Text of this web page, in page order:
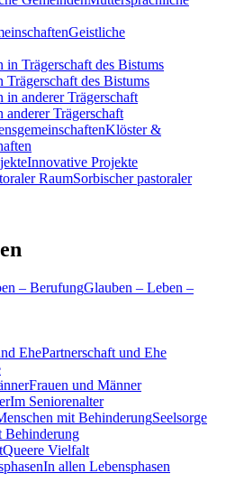
Geistliche
Trägerschaft des Bistums
anderer Trägerschaft
Klöster &
Innovative Projekte
Sorbischer pastoraler
Glauben – Leben –
Partnerschaft und Ehe
Frauen und Männer
Im Seniorenalter
Seelsorge
Behinderung
Queere Vielfalt
In allen Lebensphasen